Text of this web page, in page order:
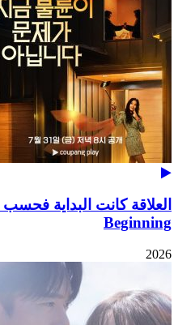
Beginning
2026